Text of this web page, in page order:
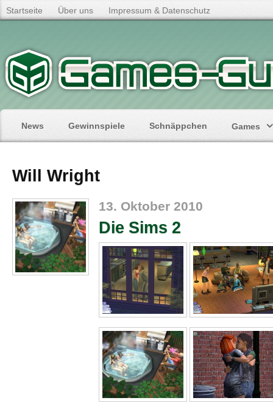
Startseite Über uns Impressum & Datenschutz
News Gewinnspiele Schnäppchen Games
Will Wright
13. Oktober 2010
Die Sims 2